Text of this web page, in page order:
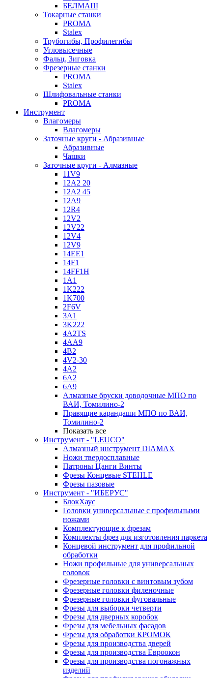
БЕЛМАШ
Токарные станки
PROMA
Stalex
Трубогибы, Профилегибы
Угловысечные
Фальц, Зиговка
Фрезерные станки
PROMA
Stalex
Шлифовальные станки
PROMA
Инструмент
Влагомеры
Влагомеры
Заточные круги - Абразивные
Абразивные
Чашки
Заточные круги - Алмазные
11V9
12A2 20
12A2 45
12A9
12R4
12V2
12V22
12V4
12V9
14EE1
14F1
14FF1H
1A1
1K222
1K700
2F6V
3A1
3K222
4A2TS
4AA9
4B2
4V2-30
4А2
6A2
6A9
Алмазные бруски доводочные МПО по
ВАИ, Томилино-2
Правящие карандаши МПО по ВАИ,
Томилино-2
Показать все
Инструмент - "LEUCO"
Алмазный инструмент DIAMAX
Ножи твердосплавные
Патроны Цанги Винты
Фрезы Концевые STEHLE
Фрезы пазовые
Инструмент - "ИБЕРУС"
БлокХаус
Головки универсальные с профильными
ножами
Комплектующие к фрезам
Комплекты фрез для изготовления паркета
Концевой инструмент для профильной
обработки
Ножи профильные для универсальных
головок
Фрезерные головки с винтовым зубом
Фрезерные головки филеночные
Фрезерные головки фуговальные
Фрезы для выборки четверти
Фрезы для дверных коробок
Фрезы для мебельных фасадов
Фрезы для обработки КРОМОК
Фрезы для производства дверей
Фрезы для производства Евроокон
Фрезы для производства погонажных
изделий